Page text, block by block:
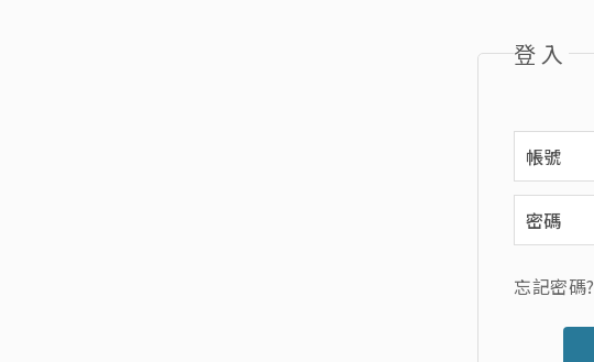
登入
忘記密碼?